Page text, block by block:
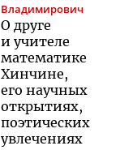
Владимирович
О друге
и учителе
математике
Хинчине,
его научных
открытиях,
поэтических
увлечениях